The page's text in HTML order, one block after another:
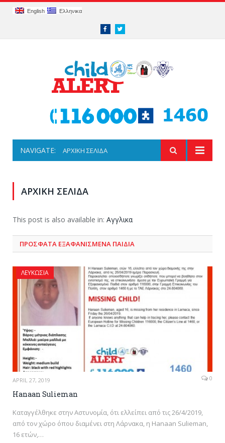
English Ελληνικα
FacebookTwitter
NAVIGATE: ΑΡΧΙΚΗ ΣΕΛΙΔΑ
ΑΡΧΙΚΗ ΣΕΛΙΔΑ
This post is also available in: Αγγλικα
ΠΡΌΣΦΑΤΑ ΕΞΑΦΑΝΙΣΜΈΝΑ ΠΑΙΔΙΆ
ΛΕΥΚΩΣΊΑ
APRIL 27, 2019 0
Hanaan Sulieman
Καταγγέλθηκε στην Αστυνομία, ότι ελλείπει από τις 26/4/2019,
από τον χώρο όπου διαμένει στη Λάρνακα, η Hanaan Sulieman,
16 ετών,…